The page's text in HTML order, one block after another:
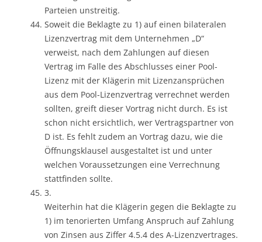
Parteien unstreitig.
Soweit die Beklagte zu 1) auf einen bilateralen
Lizenzvertrag mit dem Unternehmen „D“
verweist, nach dem Zahlungen auf diesen
Vertrag im Falle des Abschlusses einer Pool-
Lizenz mit der Klägerin mit Lizenzansprüchen
aus dem Pool-Lizenzvertrag verrechnet werden
sollten, greift dieser Vortrag nicht durch. Es ist
schon nicht ersichtlich, wer Vertragspartner von
D ist. Es fehlt zudem an Vortrag dazu, wie die
Öffnungsklausel ausgestaltet ist und unter
welchen Voraussetzungen eine Verrechnung
stattfinden sollte.
3.
Weiterhin hat die Klägerin gegen die Beklagte zu
1) im tenorierten Umfang Anspruch auf Zahlung
von Zinsen aus Ziffer 4.5.4 des A-Lizenzvertrages.